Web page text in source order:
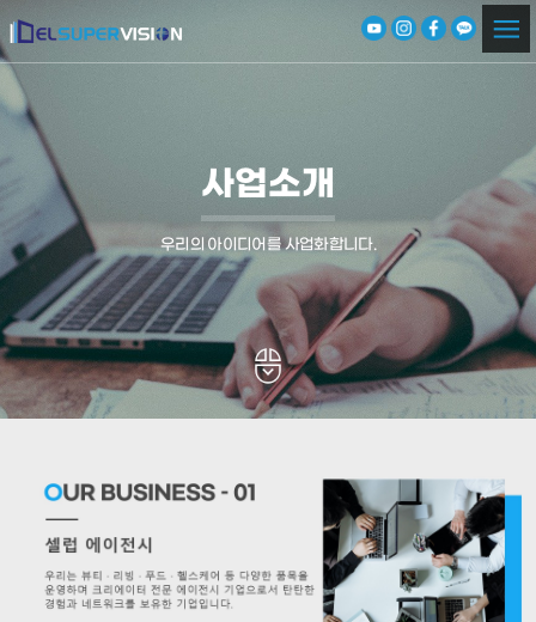
사업소개
우리의 아이디어를 사업화합니다.